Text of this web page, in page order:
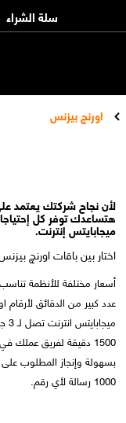
سلة الشراء
اورنچ بيزنس
لأن نجاح شركتك يعتمد
هتساعدك توفر كل
ميجابايتس إنترنت.
اختار بين باقات اورنچ
أسعار مختلفة للأنظمة
عدد كبير من الدقائق لأرقام
ميجابايتس انترنت تصل لـ 3 جيجابايت.
1500 دقيقة لفريق
بسهولة وإنجاز المطلوب
1000 رسالة لأي رقم.